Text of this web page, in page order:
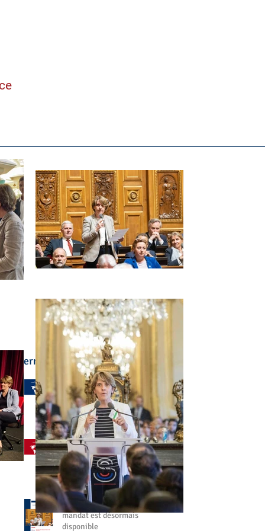
Derniers articles :
🌍 L'enseignement
français à l'étranger a été
au cœur de mon
engagement
il y a 3 jours
🤝 Aller à votre rencontre,
partout dans le monde
📘 Mon bilan de fin de
mandat est désormais
disponible